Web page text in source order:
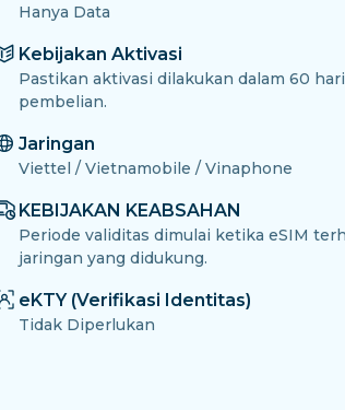
Hanya Data
Kebijakan Aktivasi
Pastikan aktivasi dilakukan dalam 60
pembelian.
Jaringan
Viettel / Vietnamobile / Vinaphone
KEBIJAKAN KEABSAHAN
Periode validitas dimulai ketika eSIM
jaringan yang didukung.
eKTY (Verifikasi Identitas)
Tidak Diperlukan